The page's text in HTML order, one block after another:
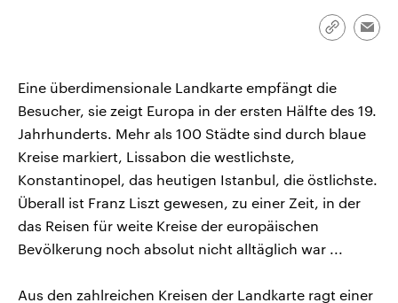
Link
Eine überdimensionale Landkarte empfängt die
Besucher, sie zeigt Europa in der ersten Hälfte des 19.
Jahrhunderts. Mehr als 100 Städte sind durch blaue
Kreise markiert, Lissabon die westlichste,
Konstantinopel, das heutigen Istanbul, die östlichste.
Überall ist Franz Liszt gewesen, zu einer Zeit, in der
das Reisen für weite Kreise der europäischen
Bevölkerung noch absolut nicht alltäglich war ...
Aus den zahlreichen Kreisen der Landkarte ragt einer